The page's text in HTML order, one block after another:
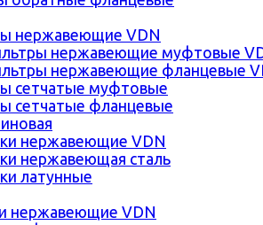
нержавеющие VDN
нержавеющие муфтовые
нержавеющие фланцевые
сетчатые муфтовые
сетчатые фланцевые
нержавеющие VDN
нержавеющая сталь
латунные
нержавеющие VDN